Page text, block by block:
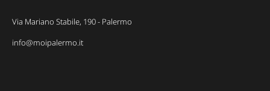
Via Mariano Stabile, 190 - Palermo
info@moipalermo.it